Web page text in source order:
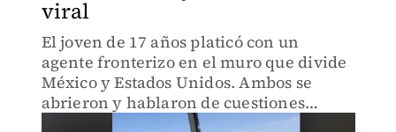
viral
El joven de 17 años platicó con un
agente fronterizo en el muro que divide
México y Estados Unidos. Ambos se
abrieron y hablaron de cuestiones